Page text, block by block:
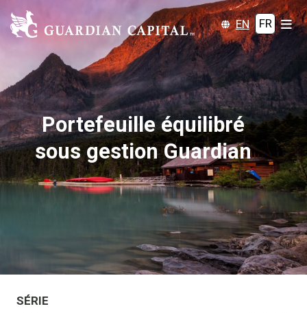
EN FR
Portefeuille équilibré
sous gestion Guardian
SÉRIE